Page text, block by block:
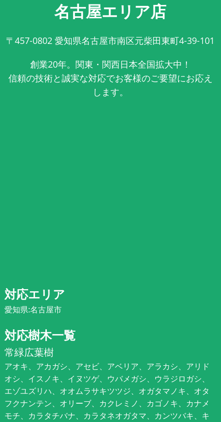
名古屋エリア店
〒457-0802 愛知県名古屋市南区元柴田東町4-39-101
創業20年。関東・関西日本全国拡大中！
信頼の技術と誠実な対応でお客様のご要望にお応え
します。
対応エリア
愛知県:名古屋市
対応樹木一覧
常緑広葉樹
アオキ、アカガシ、アセビ、アベリア、アラカシ、アリド
オシ、イスノキ、イヌツゲ、ウバメガシ、ウラジロガシ、
エゾユズリハ、オオムラサキツツジ、オガタマノキ、オタ
フクナンテン、オリーブ、カクレミノ、カゴノキ、カナメ
モチ、カラタチバナ、カラタネオガタマ、カンツバキ、キ